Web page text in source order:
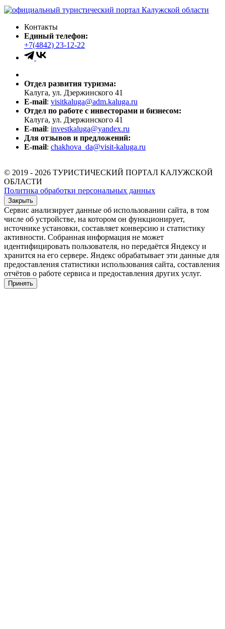
Контакты
Единый телефон:
+7(4842) 23-12-22
Отдел развития туризма:
Калуга, ул. Дзержинского 41
E-mail: visitkaluga@adm.kaluga.ru
Отдел по работе с инвесторами и бизнесом:
Калуга, ул. Дзержинского 41
E-mail: investkaluga@yandex.ru
Для отзывов и предложений:
E-mail: chakhova_da@visit-kaluga.ru
© 2019 - 2026 ТУРИСТИЧЕСКИЙ ПОРТАЛ КАЛУЖСКОЙ
ОБЛАСТИ
Политика обработки персональных данных
Закрыть
Сервис анализирует данные об использовании сайта, в том
числе об устройстве, на котором он функционирует,
источнике установки, составляет конверсию и статистику
активности. Собранная информация не может
идентифицировать пользователя, но передаётся Яндексу и
хранится на его сервере. Яндекс обрабатывает эти данные для
предоставления статистики использования сайта, составления
отчётов о работе сервиса и предоставления других услуг.
Принять